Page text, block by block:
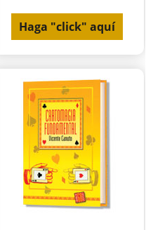
Haga "click" aquí